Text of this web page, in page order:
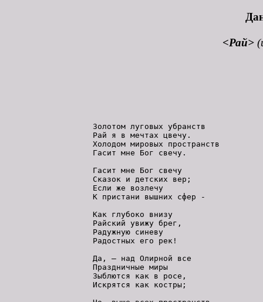
<Рай>
    Золотом луговых убранств
    Рай я в мечтах цвечу.
    Холодом мировых пространств
    Гасит мне Бог свечу.
    Гасит мне Бог свечу
    Сказок и детских вер;
    Если же возлечу
    К пристани вышних сфер -
    Как глубоко внизу
    Райский увижу брег,
    Радужную синеву
    Радостных его рек!
    Да, – над Олирной все
    Праздничные миры
    Зыблются как в росе,
    Искрятся как костры;